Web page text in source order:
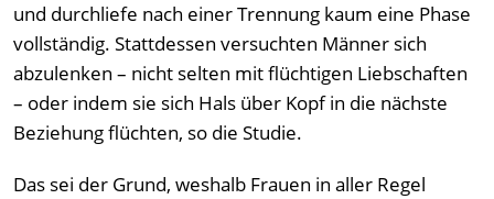
und durchliefe nach einer Trennung kaum eine Phase
vollständig. Stattdessen versuchten Männer sich
abzulenken – nicht selten mit flüchtigen Liebschaften
– oder indem sie sich Hals über Kopf in die nächste
Beziehung flüchten, so die Studie.
Das sei der Grund, weshalb Frauen in aller Regel